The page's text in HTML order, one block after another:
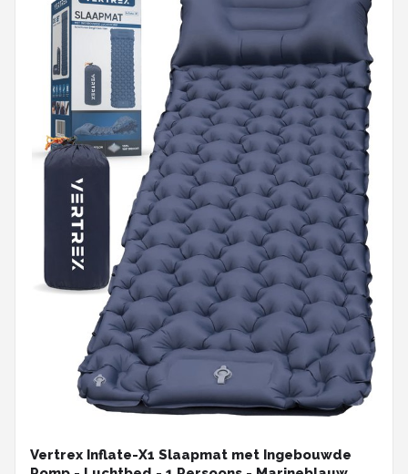
Vertrex Inflate-X1 Slaapmat met Ingebouwde